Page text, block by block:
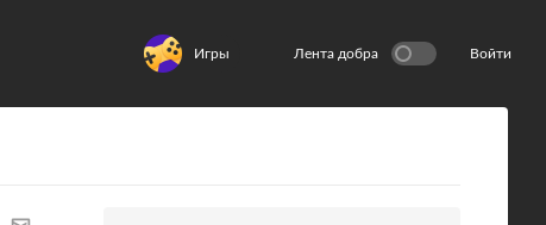
Игры Лента добра Войти